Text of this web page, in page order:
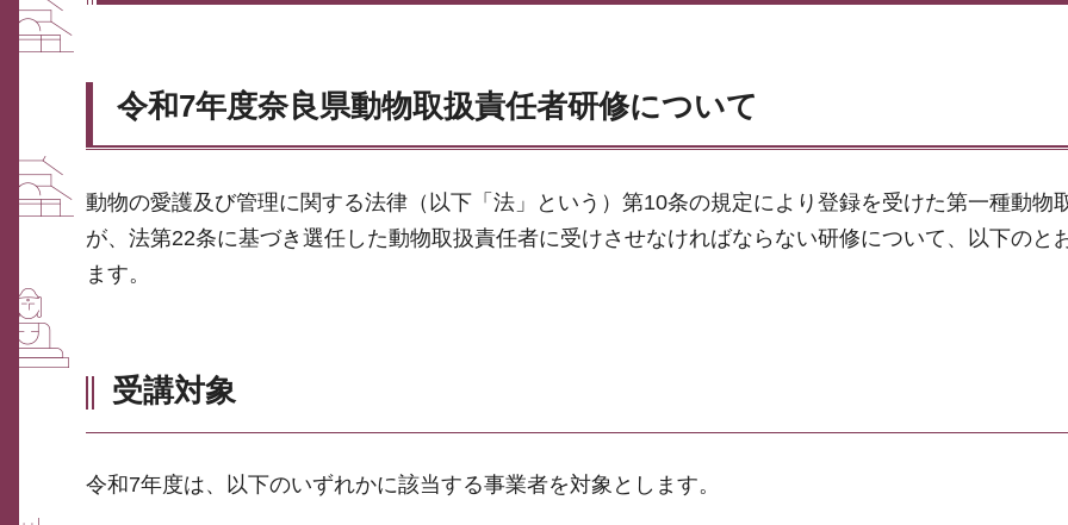
令和7年度奈良県動物取扱責任者研修について
動物の愛護及び管理に関する法律（以下「法」という）第10条の規定により登録を受けた第一種動物
が、法第22条に基づき選任した動物取扱責任者に受けさせなければならない研修について、以下のと
ます。
受講対象
令和7年度は、以下のいずれかに該当する事業者を対象とします。